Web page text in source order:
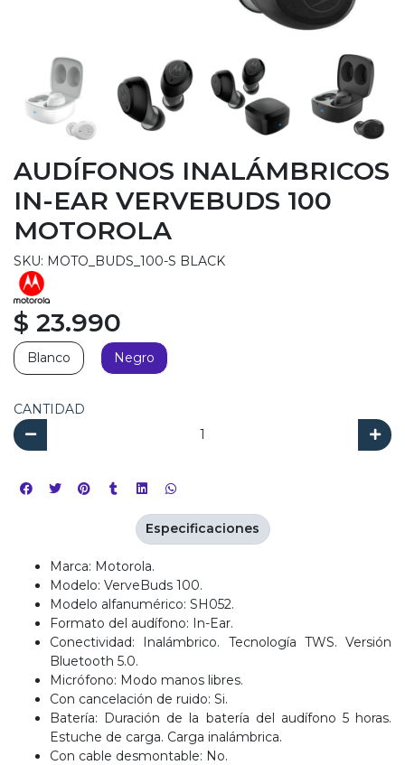
AUDÍFONOS INALÁMBRICOS
IN-EAR VERVEBUDS 100
MOTOROLA
SKU: MOTO_BUDS_100-S BLACK
$ 23.990
Blanco Negro
CANTIDAD
Marca: Motorola.
Modelo: VerveBuds 100.
Modelo alfanumérico: SH052.
Formato del audífono: In-Ear.
Conectividad: Inalámbrico. Tecnología TWS. Versión
Bluetooth 5.0.
Micrófono: Modo manos libres.
Con cancelación de ruido: Si.
Batería: Duración de la batería del audífono 5 horas.
Estuche de carga. Carga inalámbrica.
Con cable desmontable: No.
Especificaciones